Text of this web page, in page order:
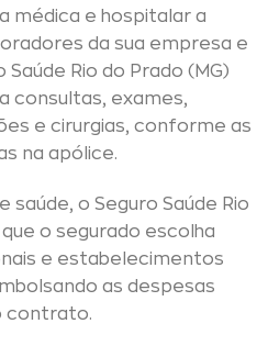
médica e hospitalar a
da sua empresa e
Rio do Prado (MG)
consultas, exames,
e cirurgias, conforme as
na apólice.
saúde, o Seguro Saúde Rio
o segurado escolha
e estabelecimentos
as despesas
contrato.